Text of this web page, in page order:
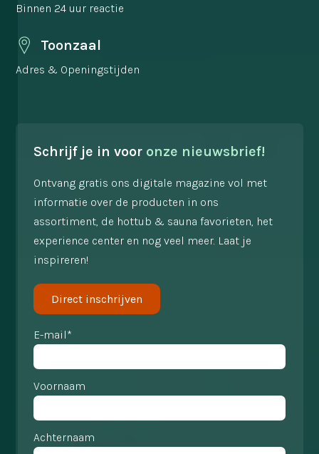
Binnen 24 uur reactie
Toonzaal
Adres & Openingstijden
Schrijf je in voor onze nieuwsbrief!
Ontvang gratis ons digitale magazine vol met
informatie over de producten in ons
assortiment, de hottub & sauna favorieten, het
experience center en nog veel meer. Laat je
inspireren!
Direct inschrijven
E-mail*
Voornaam
Achternaam